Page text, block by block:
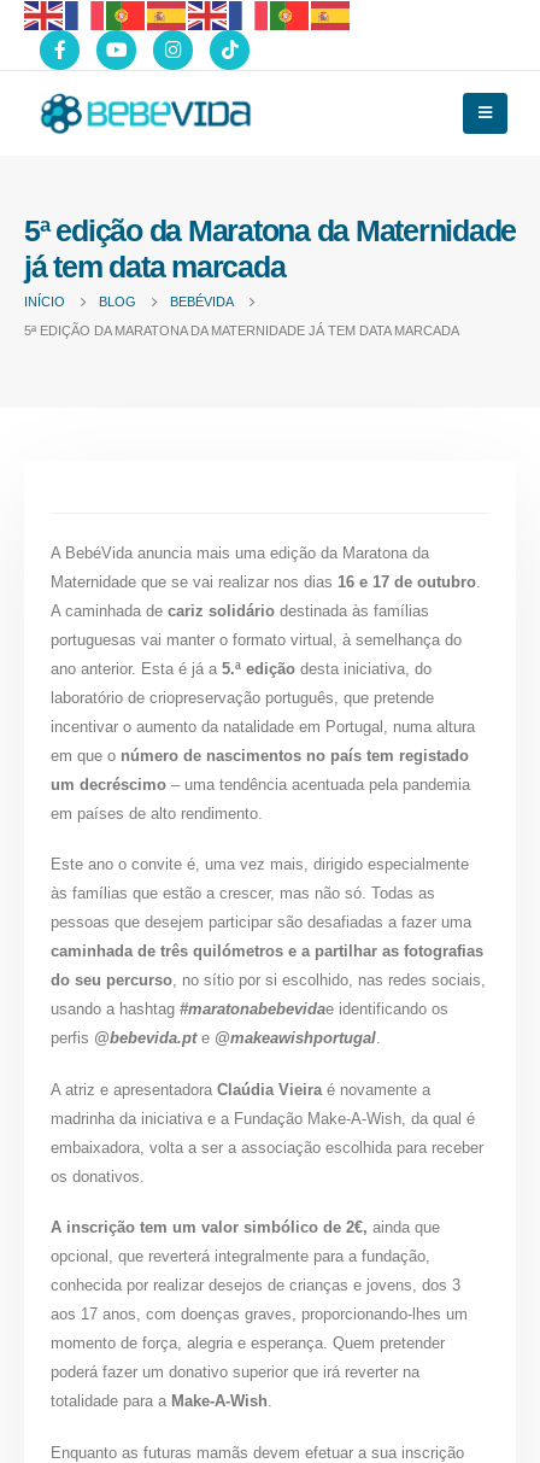
5ª edição da Maratona da Maternidade
já tem data marcada
INÍCIO BLOG
BEBÉVIDA
5ª EDIÇÃO DA MARATONA DA MATERNIDADE JÁ TEM DATA MARCADA
A BebéVida anuncia mais uma edição da Maratona da
Maternidade que se vai realizar nos dias 16 e 17 de outubro
A caminhada decariz solidário destinada às famílias
portuguesas vai manter o formato virtual, à semelhança do
ano anterior. Esta é já a5.ª edição desta iniciativa, do
laboratório de criopreservação português, que pretende
incentivar o aumento da natalidade em Portugal, numa altura
em que o número de nascimentos no país tem registado
um decréscimo – uma tendência acentuada pela pandemia
em países de alto rendimento.
Este ano o convite é, uma vez mais, dirigido especialmente
às famílias que estão a crescer, mas não só. Todas as
pessoas que desejem participar são desafiadas a fazer uma
caminhada de três quilómetros e a partilhar as fotografias
do seu percurso, no sítio por si escolhido, nas redes sociais,
usando a hashtag#maratonabebevidae identificando os
perfis @bebevida.pte @makeawishportugal.
A atriz e apresentadoraClaúdia Vieira é novamente a
madrinha da iniciativa e a Fundação Make-A-Wish, da qual é
embaixadora, volta a ser a associação escolhida para receber
os donativos.
A inscrição tem um valor simbólico de 2€, ainda que
opcional, que reverterá integralmente para a fundação,
conhecida por realizar desejos de crianças e jovens, dos 3
aos 17 anos, com doenças graves, proporcionando-lhes um
momento de força, alegria e esperança. Quem pretender
poderá fazer um donativo superior que irá reverter na
totalidade para a Make-A-Wish.
Enquanto as futuras mamãs devem efetuar a sua inscrição